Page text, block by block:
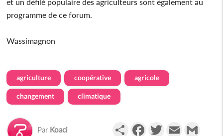
programme de ce forum.
Wassimagnon
agriculture coopérative agricole
changement climatique
Par Koaci PartagerFacebookTwitterEmail